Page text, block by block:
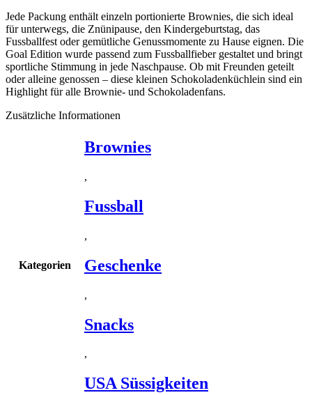
Jede Packung enthält einzeln portionierte Brownies, die sich ideal
für unterwegs, die Znünipause, den Kindergeburtstag, das
Fussballfest oder gemütliche Genussmomente zu Hause eignen. Die
Goal Edition wurde passend zum Fussballfieber gestaltet und bringt
sportliche Stimmung in jede Naschpause. Ob mit Freunden geteilt
oder alleine genossen – diese kleinen Schokoladenküchlein sind ein
Highlight für alle Brownie- und Schokoladenfans.
Zusätzliche Informationen
Kategorien
Brownies
,
Fussball
,
Geschenke
,
Snacks
,
USA Süssigkeiten